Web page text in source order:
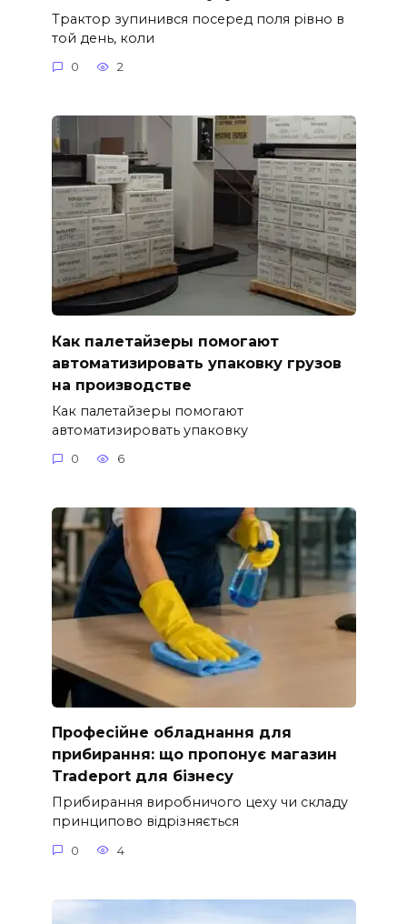
Трактор зупинився посеред поля рівно в
той день, коли
0 2
Как палетайзеры помогают
автоматизировать упаковку грузов
на производстве
Как палетайзеры помогают
автоматизировать упаковку
0 6
Професійне обладнання для
прибирання: що пропонує магазин
Tradeport для бізнесу
Прибирання виробничого цеху чи складу
принципово відрізняється
0 4